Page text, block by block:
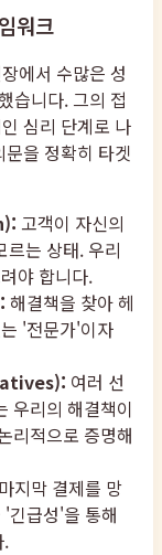
워크
에서 수많은 성
습니다. 그의 접
심리 단계로 나
을 정확히 타겟
고객이 자신의
르는 상태. 우리
야 합니다.
해결책을 찾아 헤
'전문가'이자
여러 선
우리의 해결책이
리적으로 증명해
마지막 결제를 망
긴급성'을 통해
.